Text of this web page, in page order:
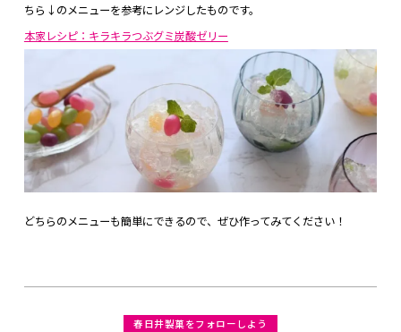
ちら↓のメニューを参考にレンジしたものです。
本家レシピ：キラキラつぶグミ炭酸ゼリー
どちらのメニューも簡単にできるので、ぜひ作ってみてください！
春日井製菓をフォローしよう